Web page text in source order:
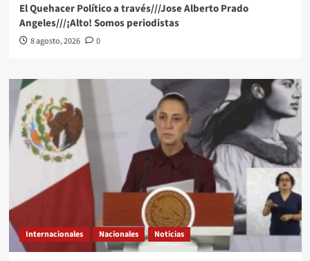
El Quehacer Político a través///Jose Alberto Prado
Angeles///¡Alto! Somos periodistas
8 agosto, 2026 0
Internacionales Nacionales Noticias